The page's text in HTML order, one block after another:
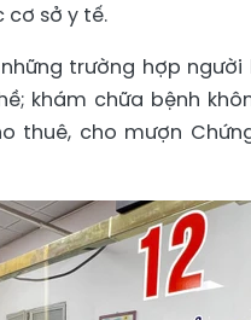
cơ sở y tế.
trường hợp
khám chữa bệnh
thuê, cho mượn